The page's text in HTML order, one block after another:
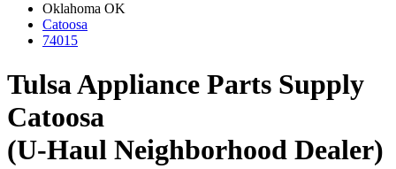
Oklahoma OK
Catoosa
74015
Tulsa Appliance Parts Supply
Catoosa
(U-Haul Neighborhood Dealer)